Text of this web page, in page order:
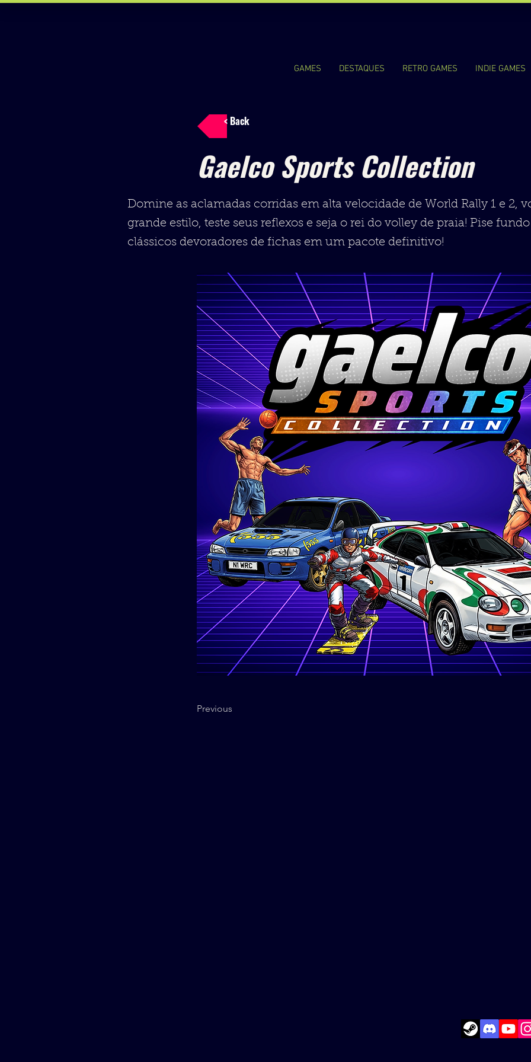
GAMES DESTAQUES RETRO GAMES INDIE GAMES
< Back
Gaelco Sports Collection
Domine as aclamadas corridas em alta velocidade de World Rally 1 e 2,
grande estilo, teste seus reflexos e seja o rei do volley de praia! Pise
clássicos devoradores de fichas em um pacote definitivo!
Previous